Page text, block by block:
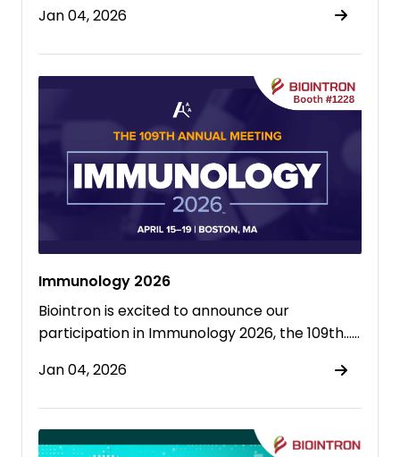
Jan 04, 2026
Immunology 2026
Biointron is excited to announce our
participation in Immunology 2026, the 109th……
Jan 04, 2026